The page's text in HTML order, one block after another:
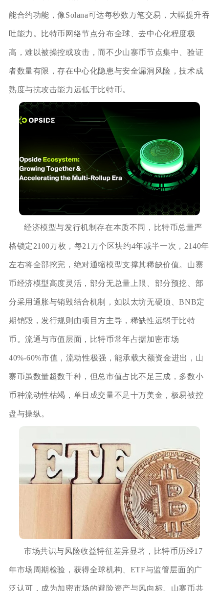
能合约功能，像Solana可达每秒数万笔交易，大幅提升吞
吐能力。比特币网络节点分布全球、去中心化程度极
高，难以被操控或攻击，而不少山寨币节点集中、验证
者数量有限，存在中心化隐患与安全漏洞风险，技术成
熟度与抗攻击能力远低于比特币。
经济模型与发行机制存在本质不同，比特币总量严
格锁定2100万枚，每21万个区块约4年减半一次，2140年
左右将全部挖完，绝对通缩模型支撑其稀缺价值。山寨
币经济模型高度灵活，部分无总量上限、部分预挖、部
分采用通胀与销毁结合机制，如以太坊无硬顶、BNB定
期销毁，发行规则由项目方主导，稀缺性远弱于比特
币。流通与市值层面，比特币常年占据加密市场
40%-60%市值，流动性极强，能承载大额资金进出，山
寨币虽数量超数千种，但总市值占比不足三成，多数小
币种流动性枯竭，单日成交量不足十万美金，极易被控
盘与操纵。
市场共识与风险收益特征差异显著，比特币历经17
年市场周期检验，获得全球机构、ETF与监管层面的广
泛认可，成为加密市场的避险资产与风向标。山寨币共